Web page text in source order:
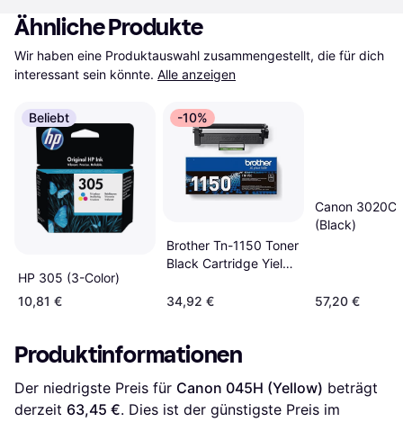
Ähnliche Produkte
Wir haben eine Produktauswahl zusammengestellt, die für dich
interessant sein könnte. Alle anzeigen
Beliebt
HP 305 (3-Color)
10,81 €
-10%
Brother Tn-1150 Toner
Black Cartridge Yield -
34,92 €
Canon
(Black)
57,20 €
Produktinformationen
Der niedrigste Preis für Canon 045H (Yellow) beträgt
derzeit 63,45 €. Dies ist der günstigste Preis im